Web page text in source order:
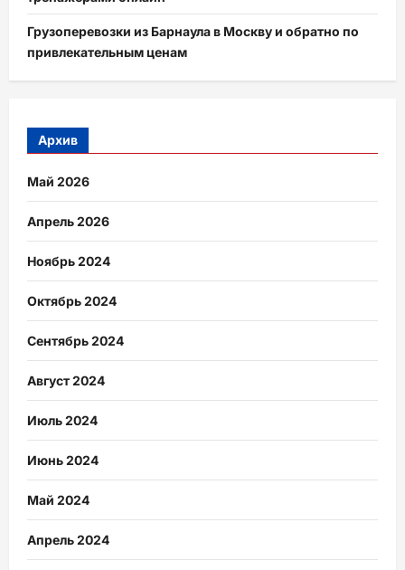
Грузоперевозки из Барнаула в Москву и обратно по
привлекательным ценам
Архив
Май 2026
Апрель 2026
Ноябрь 2024
Октябрь 2024
Сентябрь 2024
Август 2024
Июль 2024
Июнь 2024
Май 2024
Апрель 2024